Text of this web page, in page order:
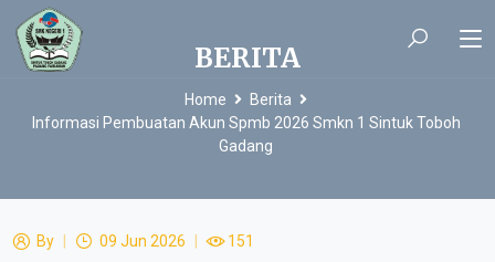
BERITA
Home
Berita
Informasi Pembuatan Akun Spmb 2026 Smkn 1 Sintuk Toboh
Gadang
By 09 Jun 2026 151